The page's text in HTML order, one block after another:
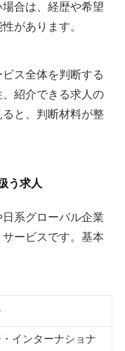
合は、経歴や希望
があります。
ス全体を判断する
紹介できる求人の
と、判断材料が整
う求人
系グローバル企業
ービスです。基本
インターナショナ